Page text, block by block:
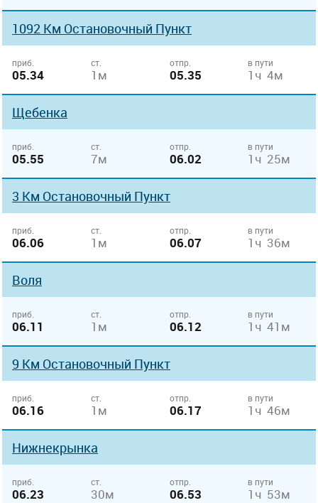
1092 Км Остановочный Пункт
приб.
05.34
ст.
1м
отпр.
05.35
в пути
1ч 4м
Щебенка
приб.
05.55
ст.
7м
отпр.
06.02
в пути
1ч 25м
3 Км Остановочный Пункт
приб.
06.06
ст.
1м
отпр.
06.07
в пути
1ч 36м
Воля
приб.
06.11
ст.
1м
отпр.
06.12
в пути
1ч 41м
9 Км Остановочный Пункт
приб.
06.16
ст.
1м
отпр.
06.17
в пути
1ч 46м
Нижнекрынка
приб.
06.23
ст.
30м
отпр.
06.53
в пути
1ч 53м